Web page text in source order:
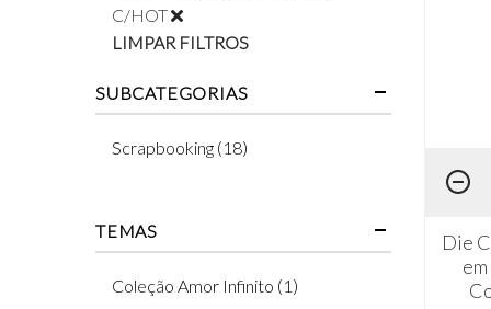
Die
C/HOT
LIMPAR FILTROS
SUBCATEGORIAS
Scrapbooking (18)
TEMAS
Coleção Amor Infinito (1)